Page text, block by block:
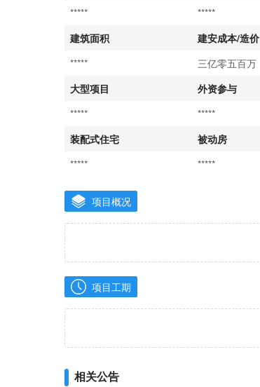
*****
*****
建筑面积
建安成本/造价
*****
三亿零五百万
大型项目
外资参与
*****
*****
装配式住宅
被动房
*****
*****
项目概况
项目工期
相关公告